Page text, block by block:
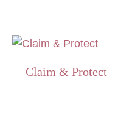
Claim & Protect